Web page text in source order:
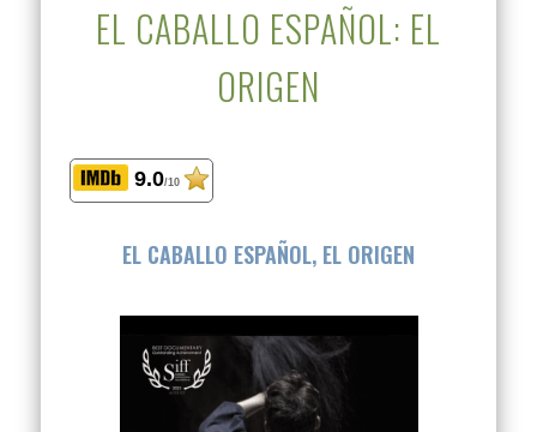
EL CABALLO ESPAÑOL: EL
ORIGEN
9.0/10
EL CABALLO ESPAÑOL, EL ORIGEN